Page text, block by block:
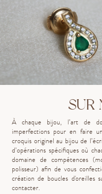
SUR
À chaque bijou, l’art de
imperfections pour en faire
croquis originel au bijou de
d’opérations spécifiques où
domaine de compétences
polisseur) afin de vous
création de boucles d'oreilles
contacter.